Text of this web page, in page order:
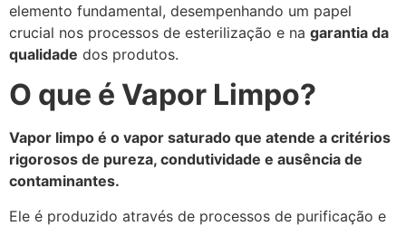
elemento fundamental, desempenhando um papel
crucial nos processos de esterilização e na garantia da
qualidade dos produtos.
O que é Vapor Limpo?
Vapor limpo é o vapor saturado que atende a critérios
rigorosos de pureza, condutividade e ausência de
contaminantes.
Ele é produzido através de processos de purificação e